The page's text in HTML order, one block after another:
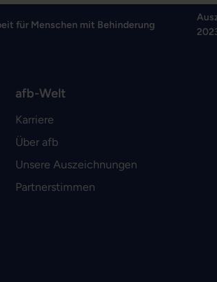
für Menschen mit Behinderung
afb-Welt
Karriere
Über afb
Unsere Auszeichnungen
Partnerstimmen